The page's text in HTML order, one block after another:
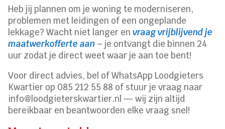
Heb jij plannen om je woning te moderniseren,
problemen met leidingen of een ongeplande
lekkage? Wacht niet langer envraag vrijblijvend je
maatwerkofferte aan – je ontvangt die binnen 24
uur zodat je direct weet waar je aan toe bent!
Voor direct advies, bel of WhatsApp Loodgieters
Kwartier op 085 212 55 88 of stuur je vraag naar
info@loodgieterskwartier.nl — wij zijn altijd
bereikbaar en beantwoorden elke vraag snel!